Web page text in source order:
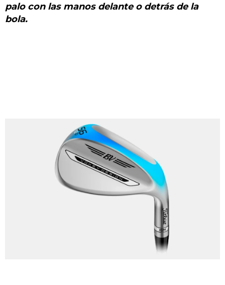
palo con las manos delante o detrás de la
bola.